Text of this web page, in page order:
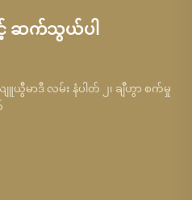
ဆက်သွယ်ပါ
ျူယွီမာဒီ လမ်း နံပါတ် ၂၊ ချီဟွာ စက်မှု